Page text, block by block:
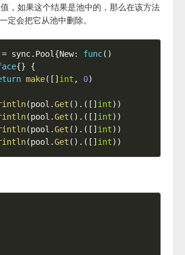
，如果这个结果是池中的，那么在该方法
定会把它从池中删除。
sync. Pool {New: func( )
{}
{
make( [ ] int , 0)
(pool .Get ( ) . ( [ ] int) )
(pool .Get ( ) . ( [ ] int) )
(pool .Get ( ) . ( [ ] int) )
(pool .Get ( ) . ( [ ] int) )